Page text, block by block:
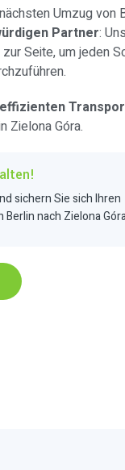
Umzug von
Partner:
Seite, um jeden
Zielona Góra.
sichern Sie sich Ihren
nach Zielona